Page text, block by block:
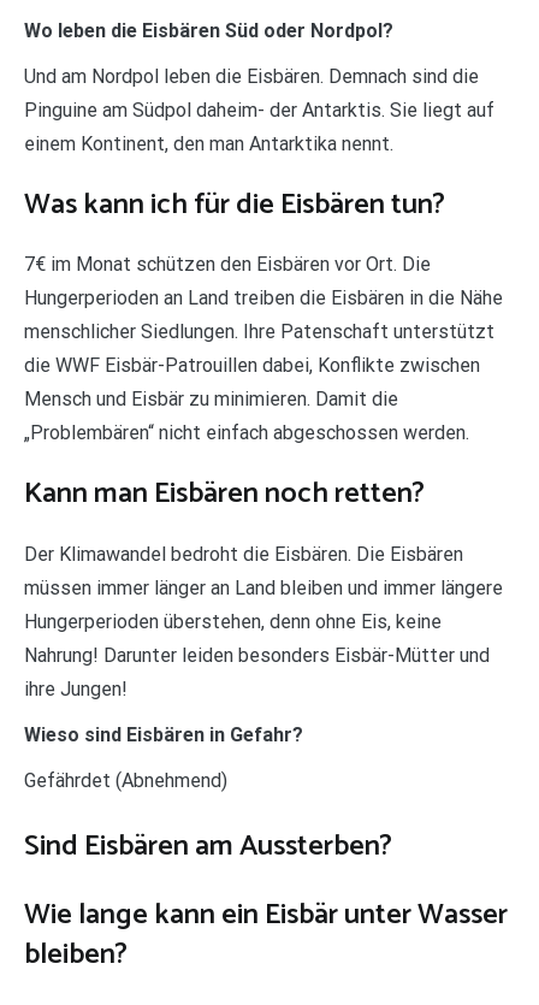
Wo leben die Eisbären Süd oder Nordpol?
Und am Nordpol leben die Eisbären. Demnach sind die
Pinguine am Südpol daheim- der Antarktis. Sie liegt auf
einem Kontinent, den man Antarktika nennt.
Was kann ich für die Eisbären tun?
7€ im Monat schützen den Eisbären vor Ort. Die
Hungerperioden an Land treiben die Eisbären in die Nähe
menschlicher Siedlungen. Ihre Patenschaft unterstützt
die WWF Eisbär-Patrouillen dabei, Konflikte zwischen
Mensch und Eisbär zu minimieren. Damit die
„Problembären“ nicht einfach abgeschossen werden.
Kann man Eisbären noch retten?
Der Klimawandel bedroht die Eisbären. Die Eisbären
müssen immer länger an Land bleiben und immer längere
Hungerperioden überstehen, denn ohne Eis, keine
Nahrung! Darunter leiden besonders Eisbär-Mütter und
ihre Jungen!
Wieso sind Eisbären in Gefahr?
Gefährdet (Abnehmend)
Sind Eisbären am Aussterben?
Wie lange kann ein Eisbär unter Wasser
bleiben?